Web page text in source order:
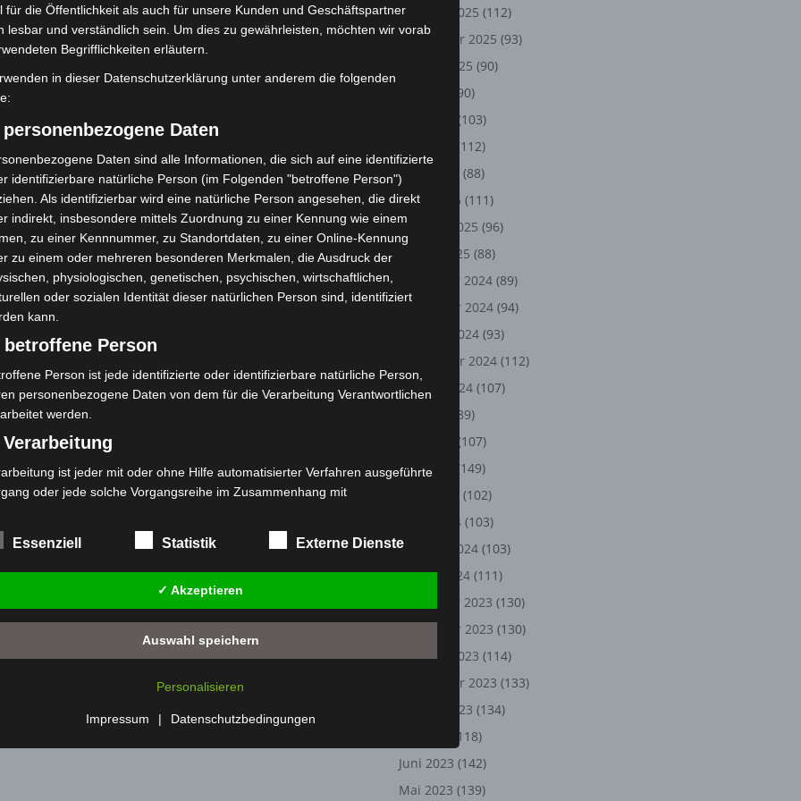
Abschaltung von
erhoben
Hannover: Polizei stoppt 166
Großkontrolle
Oktober 2025 (112)
September 2025 (93)
August 2025 (90)
(90)
(103)
(112)
April 2025
(88)
März 2025 (111)
Februar 2025 (96)
Januar 2025 (88)
Dezember 2024 (89)
November 2024 (94)
Oktober 2024 (93)
September 2024 (112)
August 2024 (107)
(89)
(107)
Mai 2024
(149)
(102)
März 2024 (103)
Februar 2024 (103)
Januar 2024 (111)
Dezember 2023 (130)
November 2023 (130)
Oktober 2023 (114)
September 2023 (133)
August 2023 (134)
(118)
Juni 2023 (142)
Mai 2023 (139)
für die Öffentlichkeit als auch für unsere Kunden und Geschäftspartner
lesbar und verständlich sein. Um dies zu gewährleisten, möchten wir vorab
Begrifflichkeiten erläutern.
in dieser Datenschutzerklärung unter anderem die folgenden
personenbezogene Daten
Daten sind alle Informationen, die sich auf eine identifizierte
identifizierbare natürliche Person (im Folgenden "betroffene Person")
Als identifizierbar wird eine natürliche Person angesehen, die direkt
indirekt, insbesondere mittels Zuordnung zu einer Kennung wie einem
zu einer Kennnummer, zu Standortdaten, zu einer Online-Kennung
zu einem oder mehreren besonderen Merkmalen, die Ausdruck der
physiologischen, genetischen, psychischen, wirtschaftlichen,
oder sozialen Identität dieser natürlichen Person sind, identifiziert
kann.
betroffene Person
Person ist jede identifizierte oder identifizierbare natürliche Person,
personenbezogene Daten von dem für die Verarbeitung Verantwortlichen
werden.
ist jeder mit oder ohne Hilfe automatisierter Verfahren ausgeführte
oder jede solche Vorgangsreihe im Zusammenhang mit
Ordnen, die Speicherung, die Anpassung oder Veränderung, das Auslesen,
Abfragen, die Verwendung, die Offenlegung durch Übermittlung, Verbreitung
eine andere Form der Bereitstellung, den Abgleich oder die Verknüpfung,
Einschränkung, das Löschen oder die Vernichtung.
Einschränkung der Verarbeitung
der Verarbeitung ist die Markierung gespeicherter
ist jede Art der automatisierten Verarbeitung personenbezogener
die darin besteht, dass diese personenbezogenen Daten verwendet
um bestimmte persönliche Aspekte, die sich auf eine natürliche Person
Essenziell Statistik Externe Dienste
✓ Akzeptieren
Auswahl speichern
Personalisieren
Impressum | Datenschutzbedingungen